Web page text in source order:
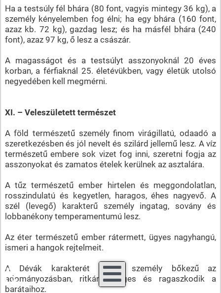
Ha a testsúly fél bhára (80 font, vagyis mintegy 36 kg), a
személy kényelemben fog élni; ha egy bhára (160 font,
azaz kb. 72 kg), gazdag lesz; és ha másfél bhára (240
font), azaz 97 kg, ő lesz a császár.
A magasságot és a testsúlyt asszonyoknál 20 éves
korban, a férfiaknál 25. életévükben, vagy életük utolsó
negyedében kell megmérni.
XI. – Veleszületett természet
A föld természetű személy finom virágillatú, odaadó a
szeretkezésben és jól nevelt és szilárd jellemű lesz. A víz
természetű embere sok vizet fog inni, szeretni fogja az
asszonyokat és zamatos ételek kerülnek az asztalára.
A tűz természetű ember hirtelen és meggondolatlan,
rosszindulatú és kegyetlen, haragos, éhes nagyevő. A
szél (levegő) karakterű személy ingatag, sovány és
lobbanékony temperamentumú lesz.
Az éter természetű ember rátermett, ügyes nagyhangú,
ismeri a hangok rejtelmeit.
A Dévák karakterét öröklő személy bőkezű az
adományozásban, ritkán mérges és ragaszkodik a
barátaihoz.